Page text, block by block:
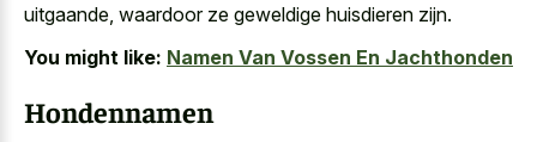
uitgaande, waardoor ze geweldige huisdieren zijn.
You might like: Namen Van Vossen En Jachthonden
Hondennamen